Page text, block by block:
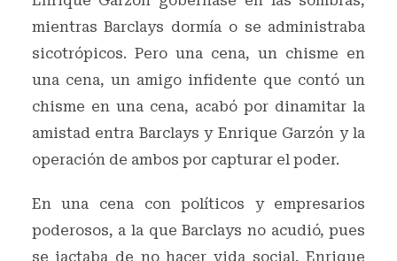
mientras Barclays dormía o se administraba
sicotrópicos. Pero una cena, un chisme en
una cena, un amigo infidente que contó un
chisme en una cena, acabó por dinamitar la
amistad entra Barclays y Enrique Garzón y la
operación de ambos por capturar el poder.
En una cena con políticos y empresarios
poderosos, a la que Barclays no acudió, pues
se jactaba de no hacer vida social, Enrique